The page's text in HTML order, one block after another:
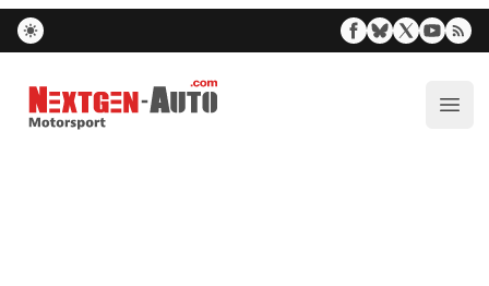
Nextgen-Auto.com